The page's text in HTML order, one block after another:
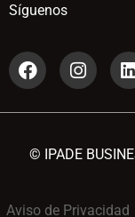
Síguenos
© IPADE
Aviso de Privacidad